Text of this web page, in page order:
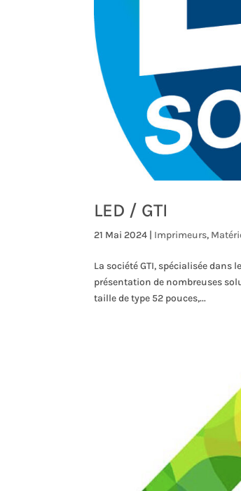
LED / GTI
21 Mai 2024 | Imprimeurs,
La société GTI, spécialisée
présentation de nombreuses
taille de type 52 pouces,...